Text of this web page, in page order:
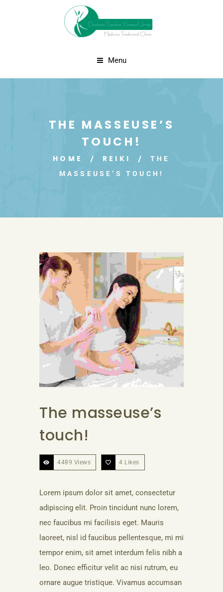
Menu
THE MASSEUSE’S
TOUCH!
HOME REIKI
THE
MASSEUSE’S TOUCH!
The masseuse’s
touch!
4489 Views 4 Likes
Lorem ipsum dolor sit amet, consectetur
adipiscing elit. Proin tincidunt nunc lorem,
nec faucibus mi facilisis eget. Mauris
laoreet, nisl id faucibus pellentesque, mi mi
tempor enim, sit amet interdum felis nibh a
leo. Donec efficitur velit ac nisi rutrum, eu
ornare augue tristique. Vivamus accumsan